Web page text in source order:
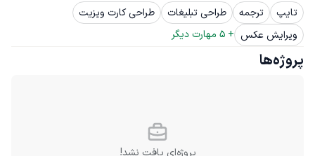
تایپ
ترجمه طراحی تبلیغات
طراحی کارت ویزیت
ویرایش عکس +
5 مهارت دیگر
پروژه‌ها